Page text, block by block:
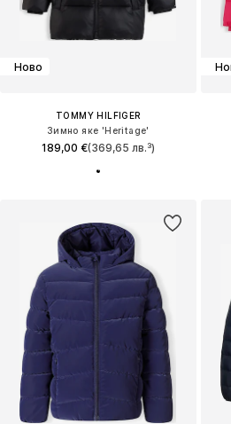
Ново
TOMMY HILFIGER
Зимно яке 'Heritage'
189,00 €(369,65 лв.³)